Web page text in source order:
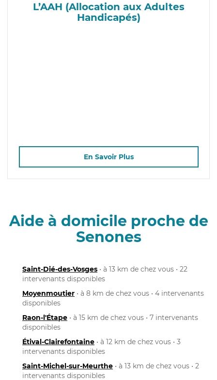
L’AAH (Allocation aux Adultes
Handicapés)
En Savoir Plus
Aide à domicile proche de
Senones
Saint-Dié-des-Vosges • à 13 km de chez vous • 22
intervenants disponibles
Moyenmoutier • à 8 km de chez vous • 4 intervenants
disponibles
Raon-l'Étape • à 15 km de chez vous • 7 intervenants
disponibles
Étival-Clairefontaine • à 12 km de chez vous • 3
intervenants disponibles
Saint-Michel-sur-Meurthe • à 13 km de chez vous • 2
intervenants disponibles